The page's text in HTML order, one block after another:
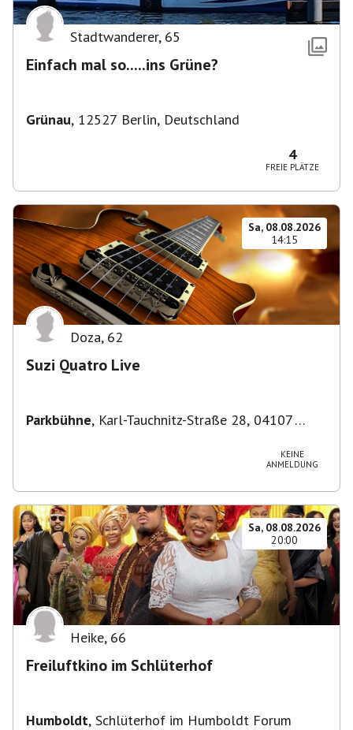
Stadtwanderer, 65
Einfach mal so.....ins Grüne?
Grünau, 12527 Berlin, Deutschland
4
FREIE PLÄTZE
Sa, 08.08.2026
14:15
Doza, 62
Suzi Quatro Live
Parkbühne, Karl-Tauchnitz-Straße 28, 04107
KEINE
ANMELDUNG
Sa, 08.08.2026
20:00
Heike, 66
Freiluftkino im Schlüterhof
Humboldt, Schlüterhof im Humboldt Forum